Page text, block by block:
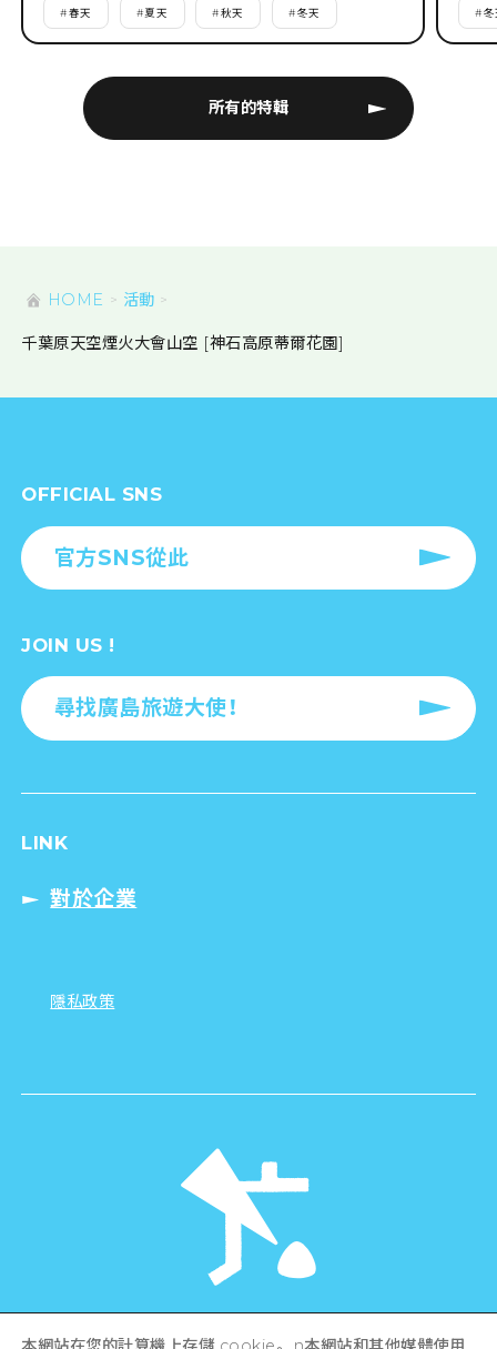
所有的特輯
#春天 #夏天 #秋天 #冬天 #冬
HOME 活動
千葉原天空煙火大會山空 [神石高原蒂爾花園]
OFFICIAL SNS
官方SNS從此
JOIN US !
尋找廣島旅遊大使！
LINK
對於企業
隱私政策